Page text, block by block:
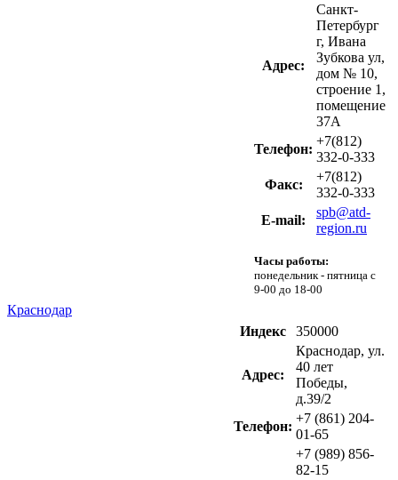
Адрес:
Санкт-
Петербург
г, Ивана
Зубкова ул,
дом № 10,
строение 1,
помещение
37А
Телефон:
+7(812)
332-0-333
Факс:
+7(812)
332-0-333
Е-mail:
spb@atd-
region.ru
Часы работы:
понедельник - пятница с
9-00 до 18-00
Краснодар
Индекс
350000
Адрес:
Краснодар, ул.
40 лет
Победы,
д.39/2
Телефон:
+7 (861) 204-
01-65
+7 (989) 856-
82-15